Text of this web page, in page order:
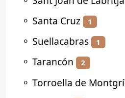
⚬ Santa Cruz 1
⚬ Suellacabras 1
⚬ Tarancón 2
⚬ Torroella de Montgrí